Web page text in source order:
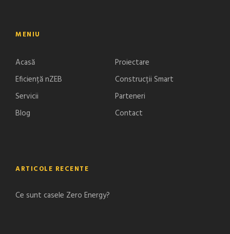
MENIU
Acasă
Proiectare
Eficiență nZEB
Construcții Smart
Servicii
Parteneri
Blog
Contact
ARTICOLE RECENTE
Ce sunt casele Zero Energy?